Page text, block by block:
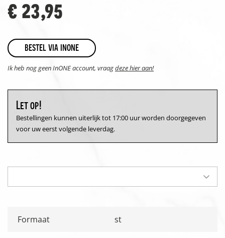
€ 23,95
bestel via inone
Ik heb nog geen InONE account, vraagdeze hier aan!
Let op!
Bestellingen kunnen uiterlijk tot 17:00 uur worden doorgegeven
voor uw eerst volgende leverdag.
Formaat st